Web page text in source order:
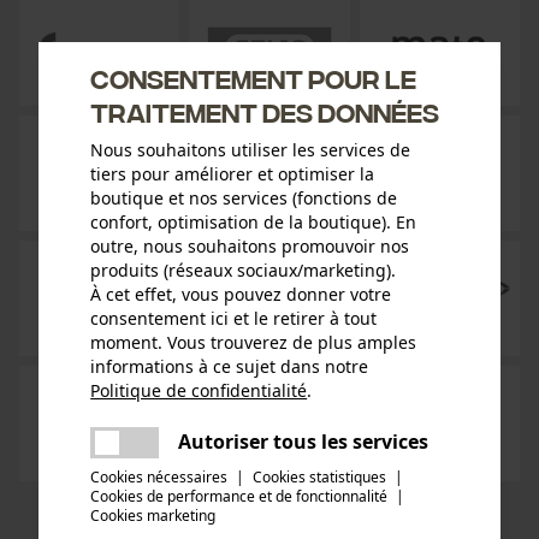
Consentement pour le
traitement des données
Nous souhaitons utiliser les services de
tiers pour améliorer et optimiser la
boutique et nos services (fonctions de
confort, optimisation de la boutique). En
outre, nous souhaitons promouvoir nos
produits (réseaux sociaux/marketing).
À cet effet, vous pouvez donner votre
consentement ici et le retirer à tout
moment. Vous trouverez de plus amples
informations à ce sujet dans notre
Politique de confidentialité.
Autoriser tous les services
Cookies nécessaires | Cookies statistiques |
Cookies de performance et de fonctionnalité |
Cookies marketing
Une erreur s'est produite. Veuillez
essayer encore.
partager
partager
mail